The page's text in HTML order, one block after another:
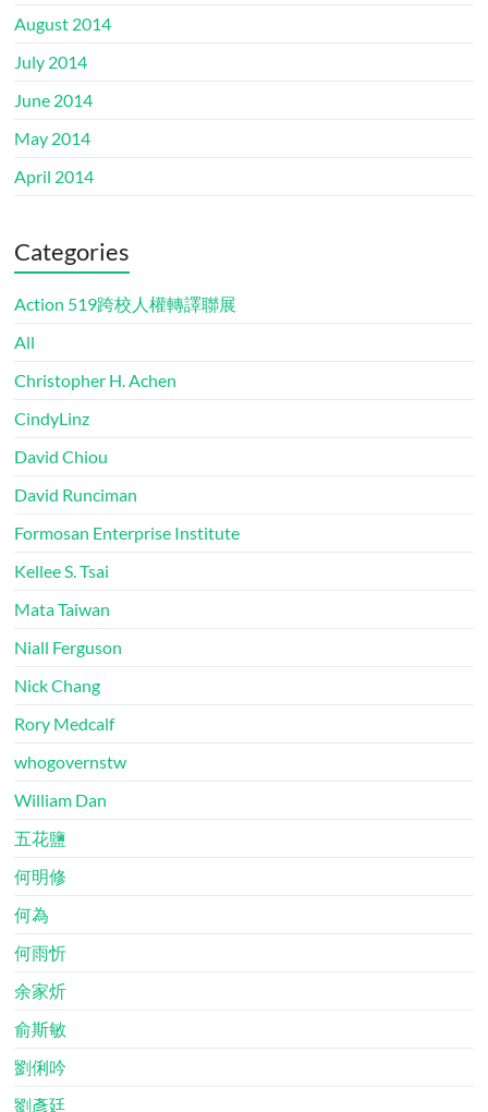
August 2014
July 2014
June 2014
May 2014
April 2014
Categories
Action 519跨校人權轉譯聯展
All
Christopher H. Achen
CindyLinz
David Chiou
David Runciman
Formosan Enterprise Institute
Kellee S. Tsai
Mata Taiwan
Niall Ferguson
Nick Chang
Rory Medcalf
whogovernstw
William Dan
五花鹽
何明修
何為
何雨忻
余家炘
俞斯敏
劉俐吟
劉彥廷